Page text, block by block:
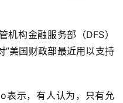
构金融服务部（DFS）
”美国财政部最近用以支持
表示，有人认为，只有允